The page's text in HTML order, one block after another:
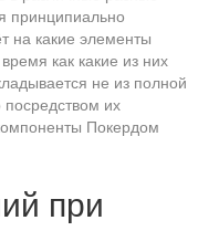
принципиально
на какие элементы
как какие из них
не из полной
посредством их
Покердом
при